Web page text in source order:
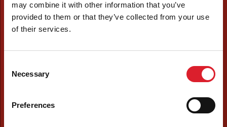
may combine it with other information that you’ve
provided to them or that they’ve collected from your use
of their services.
Selection
Necessary
Preferences